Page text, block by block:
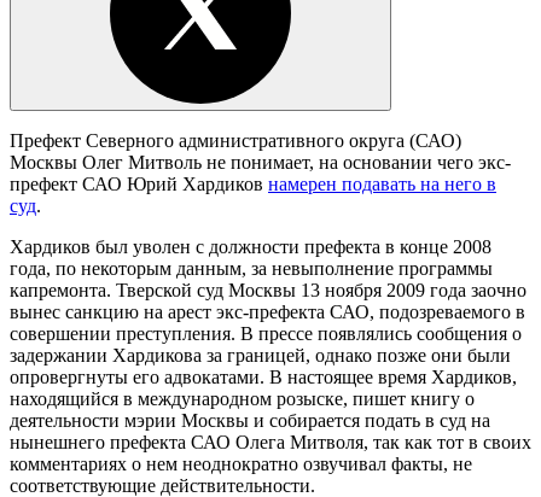
Префект Северного административного округа (САО)
Москвы Олег Митволь не понимает, на основании чего экс-
префект САО Юрий Хардиков намерен подавать на него в
суд.
Хардиков был уволен с должности префекта в конце 2008
года, по некоторым данным, за невыполнение программы
капремонта. Тверской суд Москвы 13 ноября 2009 года заочно
вынес санкцию на арест экс-префекта САО, подозреваемого в
совершении преступления. В прессе появлялись сообщения о
задержании Хардикова за границей, однако позже они были
опровергнуты его адвокатами. В настоящее время Хардиков,
находящийся в международном розыске, пишет книгу о
деятельности мэрии Москвы и собирается подать в суд на
нынешнего префекта САО Олега Митволя, так как тот в своих
комментариях о нем неоднократно озвучивал факты, не
соответствующие действительности.